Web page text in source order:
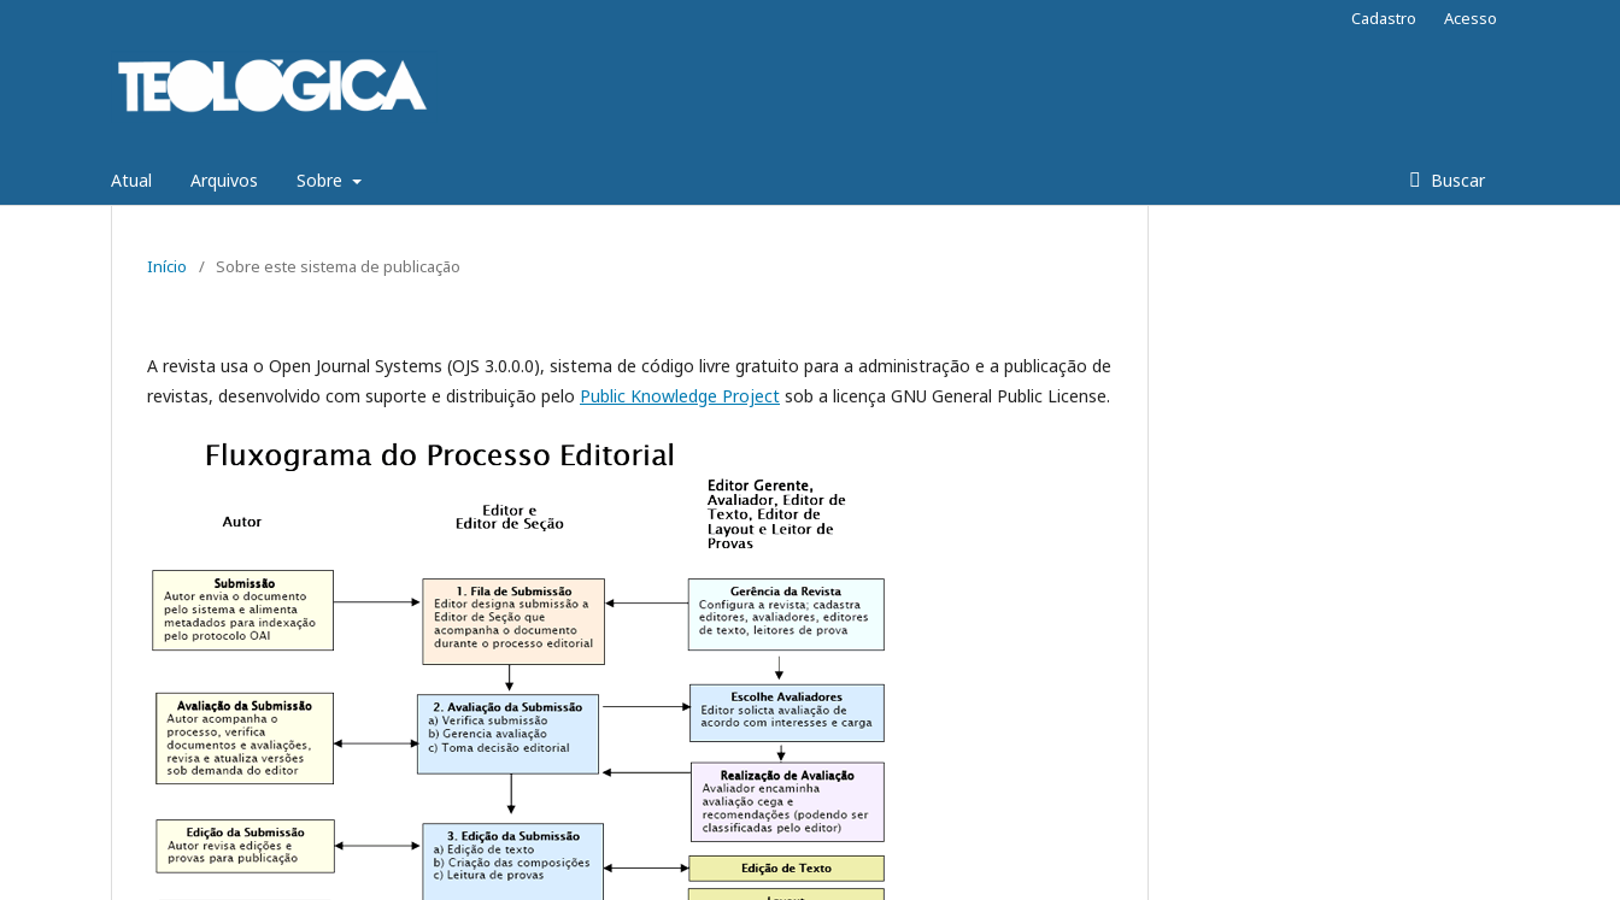
Atual Arquivos Sobre Buscar
Cadastro Acesso
Início / Sobre este sistema de publicação
A revista usa o Open Journal Systems (OJS 3.0.0.0), sistema de código livre gratuito para a administração e a publicação de
revistas, desenvolvido com suporte e distribuição pelo Public Knowledge Project sob a licença GNU General Public License.